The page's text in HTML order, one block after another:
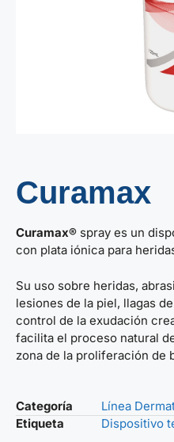
Curamax
Curamax® spray es un
con plata iónica para
Su uso sobre heridas,
lesiones de la piel, llagas
control de la exudación
facilita el proceso natural
zona de la proliferación de
Categoría
Línea
Etiqueta
Dispositivo